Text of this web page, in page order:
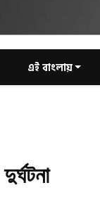
এই বাংলায়